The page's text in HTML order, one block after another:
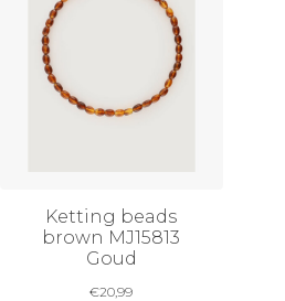
Ketting beads
brown MJ15813
Goud
€20,99